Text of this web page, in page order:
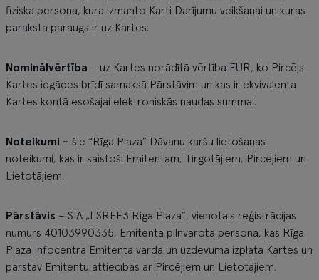
fiziska persona, kura izmanto Karti Darījumu veikšanai un kuras
paraksta paraugs ir uz Kartes.
Nominālvērtība – uz Kartes norādītā vērtība EUR, ko Pircējs
Kartes iegādes brīdī samaksā Pārstāvim un kas ir ekvivalenta
Kartes kontā esošajai elektroniskās naudas summai.
Noteikumi – šie “Rīga Plaza” Dāvanu karšu lietošanas
noteikumi, kas ir saistoši Emitentam, Tirgotājiem, Pircējiem un
Lietotājiem.
Pārstāvis – SIA „LSREF3 Riga Plaza”, vienotais reģistrācijas
numurs 40103990335, Emitenta pilnvarota persona, kas Rīga
Plaza Infocentrā Emitenta vārdā un uzdevumā izplata Kartes un
pārstāv Emitentu attiecībās ar Pircējiem un Lietotājiem.